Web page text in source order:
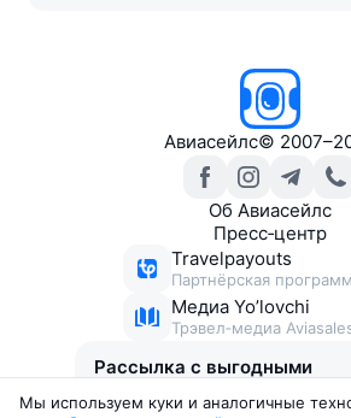
Авиасейлс©
Об Авиасейлс
Пресс‑центр
Travelpayouts
Партнёрская
Медиа Yo’lovchi
Трэвел‑медиа
Рассылка с выгодными
Мы используем куки и аналогичные